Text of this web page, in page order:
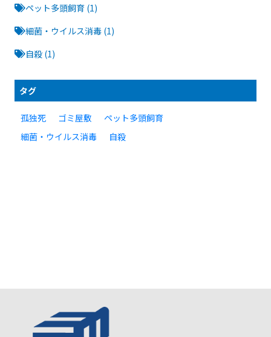
ペット多頭飼育 (1)
細菌・ウイルス消毒 (1)
自殺 (1)
タグ
孤独死 ゴミ屋敷 ペット多頭飼育
細菌・ウイルス消毒 自殺